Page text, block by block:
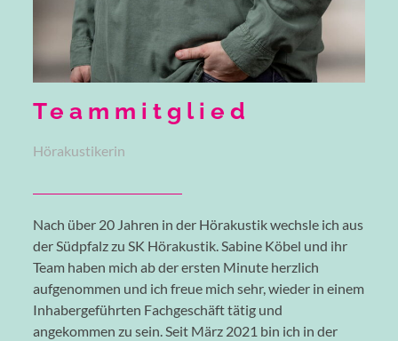
Teammitglied
Hörakustikerin
Nach über 20 Jahren in der Hörakustik wechsle ich aus
der Südpfalz zu SK Hörakustik. Sabine Köbel und ihr
Team haben mich ab der ersten Minute herzlich
aufgenommen und ich freue mich sehr, wieder in einem
Inhabergeführten Fachgeschäft tätig und
angekommen zu sein. Seit März 2021 bin ich in der